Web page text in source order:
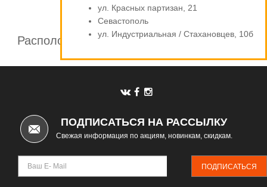
Расположение шинных центров компании
ул. Красных партизан, 21
Севастополь
ул. Индустриальная / Стахановцев, 10б
ПОДПИСАТЬСЯ НА РАССЫЛКУ
Свежая информация по акциям, новинкам, скидкам.
ПОДПИСАТЬСЯ